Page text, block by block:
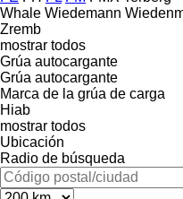
Whale Wiedemann
Zremb
mostrar todos
Grúa autocargante
Grúa autocargante
Marca de la grúa de carga
Hiab
mostrar todos
Ubicación
Radio de búsqueda